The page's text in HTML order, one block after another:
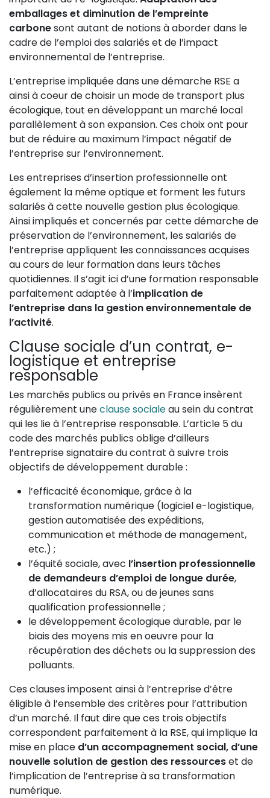
emballages et diminution de l’empreinte
carbonesont autant de notions à aborder dans le
cadre de l’emploi des salariés et de l’impact
environnemental de l’entreprise.
L’entreprise impliquée dans une démarche RSE a
ainsi à coeur de choisir un mode de transport plus
écologique, tout en développant un marché local
parallèlement à son expansion. Ces choix ont pour
but de réduire au maximum l’impact négatif de
l’entreprise sur l’environnement.
Les entreprises d’insertion professionnelle ont
également la même optique et forment les futurs
salariés à cette nouvelle gestion plus écologique.
Ainsi impliqués et concernés par cette démarche de
préservation de l’environnement, les salariés de
l’entreprise appliquent les connaissances acquises
au cours de leur formation dans leurs tâches
quotidiennes. Il s’agit ici d’une formation responsable
parfaitement adaptée à l’implication de
l’entreprise dans la gestion environnementale de
l’activité.
Clause sociale d’un contrat, e-
logistique et entreprise
responsable
Les marchés publics ou privés en France insèrent
régulièrement uneclause socialeau sein du contrat
qui les lie à l’entreprise responsable. L’article 5 du
code des marchés publics oblige d’ailleurs
l’entreprise signataire du contrat à suivre trois
objectifs de développement durable :
l’efficacité économique, grâce à la
transformation numérique (logiciel e-logistique,
gestion automatisée des expéditions,
communication et méthode de management,
etc.) ;
l’équité sociale, avec l’insertion professionnelle
de demandeurs d’emploi de longue durée,
d’allocataires du RSA, ou de jeunes sans
qualification professionnelle ;
le développement écologique durable, par le
biais des moyens mis en oeuvre pour la
récupération des déchets ou la suppression des
polluants.
Ces clauses imposent ainsi à l’entreprise d’être
éligible à l’ensemble des critères pour l’attribution
d’un marché. Il faut dire que ces trois objectifs
correspondent parfaitement à la RSE, qui implique la
mise en place d’un accompagnement social, d’une
nouvelle solution de gestion des ressourceset de
l’implication de l’entreprise à sa transformation
numérique.